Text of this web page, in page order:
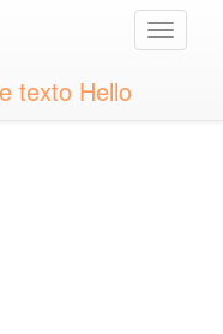
Toggle
texto Hello